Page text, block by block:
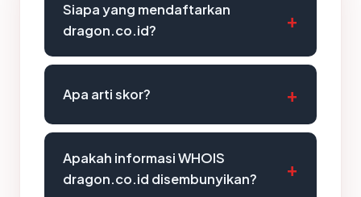
Siapa yang mendaftarkan
dragon.co.id?
Apa arti skor?
Apakah informasi WHOIS
dragon.co.id disembunyikan?